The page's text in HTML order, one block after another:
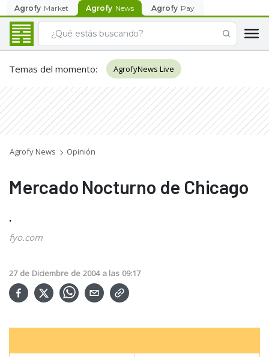
Agrofy Market Agrofy News Agrofy Pay
Temas del momento: AgrofyNews Live
Agrofy News Opinión
Mercado Nocturno de Chicago
.
fyo.com
27 de Diciembre de 2004 a las 09:17